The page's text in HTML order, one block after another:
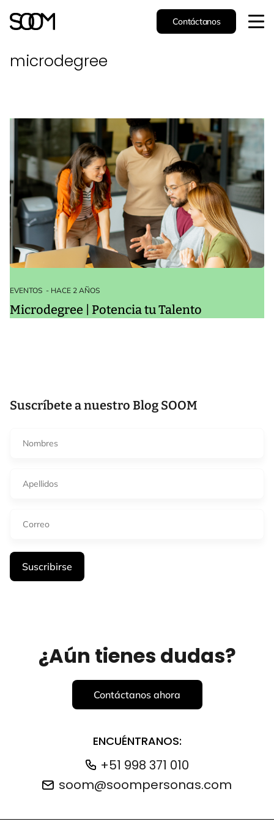
Contáctanos
microdegree
EVENTOS - HACE 2 AÑOS
Microdegree | Potencia tu Talento
Suscríbete a nuestro Blog SOOM
¿Aún tienes dudas?
Contáctanos ahora
ENCUÉNTRANOS:
+51 998 371 010
soom@soompersonas.com